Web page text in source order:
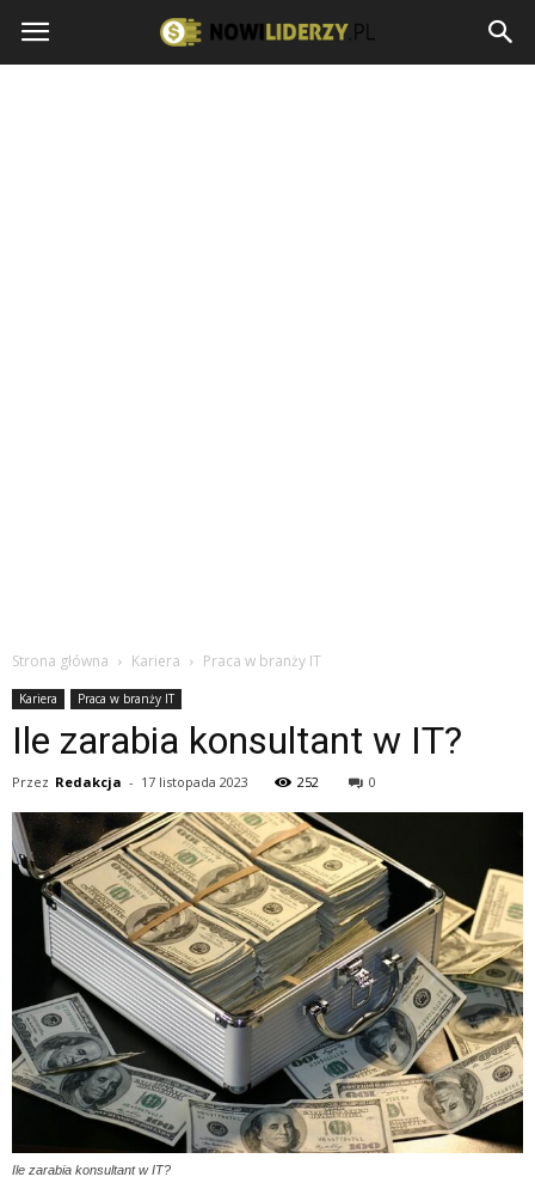
Strona główna Kariera Praca w branży IT
Kariera Praca w branży IT
Ile zarabia konsultant w IT?
Przez Redakcja - 17 listopada 2023 252 0
Ile zarabia konsultant w IT?